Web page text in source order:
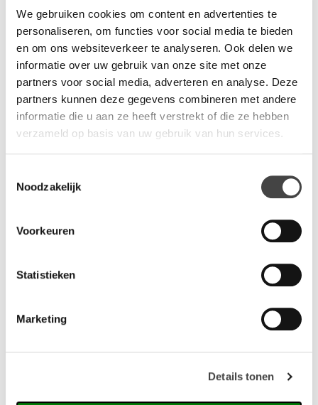
We gebruiken cookies om content en advertenties te
personaliseren, om functies voor social media te bieden
en om ons websiteverkeer te analyseren. Ook delen we
informatie over uw gebruik van onze site met onze
partners voor social media, adverteren en analyse. Deze
partners kunnen deze gegevens combineren met andere
informatie die u aan ze heeft verstrekt of die ze hebben
verzameld op basis van uw gebruik van hun services.
Noodzakelijk
Voorkeuren
Statistieken
Marketing
Details tonen
werk of de waan van de dag. Neem de tijd om even rustig na te
denken of te ontstressen. Is het moment aangebroken dat u
even geen inspiratie heeft? Neem even plaats in de Bejot
Ox:co schommelstoel en u staat na 10 minuten weer open
voor nieuwe ide√´en. De schommelstoel is leverbaar in een
groot aantal kleur en desins, zelfs kunstleder behoort tot de
mogelijkheden. Vraag ernaar bij een van onze adviseurs.
Wij staan u graag te woord via de telefoon.
Gerelateerde producten